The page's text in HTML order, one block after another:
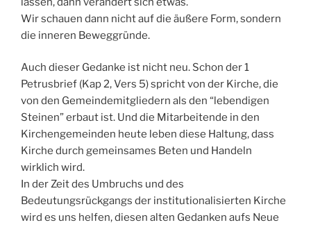
Wir schauen dann nicht auf die äußere Form, sondern
die inneren Beweggründe.
Auch dieser Gedanke ist nicht neu. Schon der 1
Petrusbrief (Kap 2, Vers 5) spricht von der Kirche, die
von den Gemeindemitgliedern als den “lebendigen
Steinen” erbaut ist. Und die Mitarbeitende in den
Kirchengemeinden heute leben diese Haltung, dass
Kirche durch gemeinsames Beten und Handeln
wirklich wird.
In der Zeit des Umbruchs und des
Bedeutungsrückgangs der institutionalisierten Kirche
wird es uns helfen, diesen alten Gedanken aufs Neue